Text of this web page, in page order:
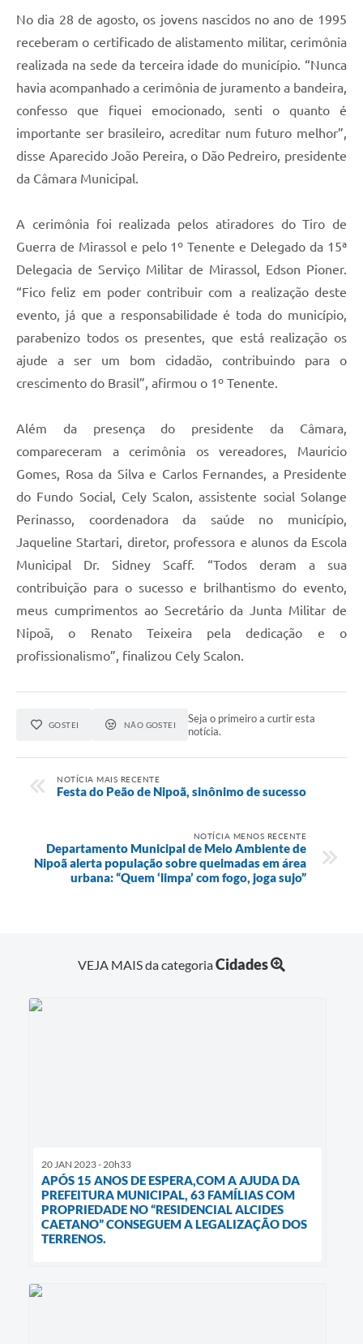
No dia 28 de agosto, os jovens nascidos no ano de 1995
receberam o certificado de alistamento militar, cerimônia
realizada na sede da terceira idade do município. “Nunca
havia acompanhado a cerimônia de juramento a bandeira,
confesso que fiquei emocionado, senti o quanto é
importante ser brasileiro, acreditar num futuro melhor”,
disse Aparecido João Pereira, o Dão Pedreiro, presidente
da Câmara Municipal.
A cerimônia foi realizada pelos atiradores do Tiro de
Guerra de Mirassol e pelo 1º Tenente e Delegado da 15ª
Delegacia de Serviço Militar de Mirassol, Edson Pioner.
“Fico feliz em poder contribuir com a realização deste
evento, já que a responsabilidade é toda do município,
parabenizo todos os presentes, que está realização os
ajude a ser um bom cidadão, contribuindo para o
crescimento do Brasil”, afirmou o 1º Tenente.
Além da presença do presidente da Câmara,
compareceram a cerimônia os vereadores, Mauricio
Gomes, Rosa da Silva e Carlos Fernandes, a Presidente
do Fundo Social, Cely Scalon, assistente social Solange
Perinasso, coordenadora da saúde no município,
Jaqueline Startari, diretor, professora e alunos da Escola
Municipal Dr. Sidney Scaff. “Todos deram a sua
contribuição para o sucesso e brilhantismo do evento,
meus cumprimentos ao Secretário da Junta Militar de
Nipoã, o Renato Teixeira pela dedicação e o
profissionalismo”, finalizou Cely Scalon.
GOSTEI NÃO GOSTEI
Seja o primeiro a curtir esta
notícia.
NOTÍCIA MAIS RECENTE
Festa do Peão de Nipoã, sinônimo de sucesso
NOTÍCIA MENOS RECENTE
Departamento Municipal de Meio Ambiente de
Nipoã alerta população sobre queimadas em área
urbana: “Quem ‘limpa’ com fogo, joga sujo”
VEJA MAIS da categoriaCidades
20 JAN 2023 - 20h33
APÓS 15 ANOS DE ESPERA,COM A AJUDA DA
PREFEITURA MUNICIPAL, 63 FAMÍLIAS COM
PROPRIEDADE NO “RESIDENCIAL ALCIDES
CAETANO” CONSEGUEM A LEGALIZAÇÃO DOS
TERRENOS.